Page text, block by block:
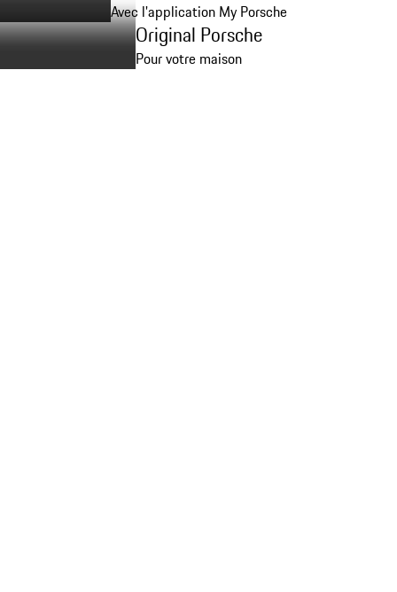
Avec l'application My Porsche
Original Porsche
Pour votre maison